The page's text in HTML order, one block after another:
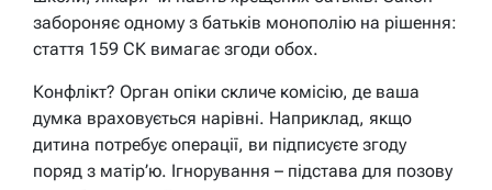
забороняє одному з батьків монополію на рішення:
стаття 159 СК вимагає згоди обох.
Конфлікт? Орган опіки скличе комісію, де ваша
думка враховується нарівні. Наприклад, якщо
дитина потребує операції, ви підписуєте згоду
поряд з матір’ю. Ігнорування – підстава для позову